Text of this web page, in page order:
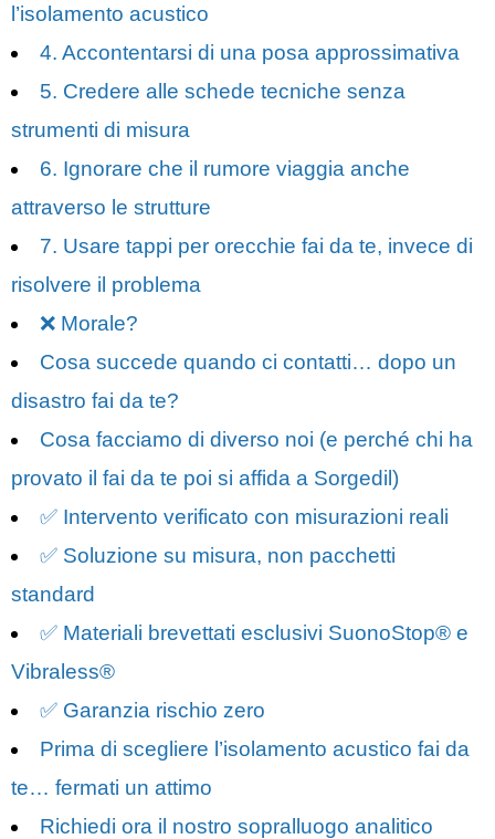
l’isolamento acustico
4. Accontentarsi di una posa approssimativa
5. Credere alle schede tecniche senza
strumenti di misura
6. Ignorare che il rumore viaggia anche
attraverso le strutture
7. Usare tappi per orecchie fai da te, invece di
risolvere il problema
❌ Morale?
Cosa succede quando ci contatti… dopo un
disastro fai da te?
Cosa facciamo di diverso noi (e perché chi ha
provato il fai da te poi si affida a Sorgedil)
✅ Intervento verificato con misurazioni reali
✅ Soluzione su misura, non pacchetti
standard
✅ Materiali brevettati esclusivi SuonoStop® e
Vibraless®
✅ Garanzia rischio zero
Prima di scegliere l’isolamento acustico fai da
te… fermati un attimo
Richiedi ora il nostro sopralluogo analitico